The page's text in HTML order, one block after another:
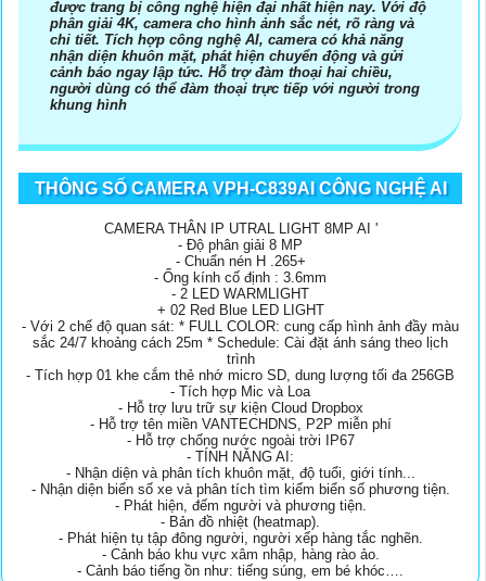
được trang bị công nghệ hiện đại nhất hiện nay. Với độ
phân giải 4K, camera cho hình ảnh sắc nét, rõ ràng và
chi tiết. Tích hợp công nghệ AI, camera có khả năng
nhận diện khuôn mặt, phát hiện chuyển động và gửi
cảnh báo ngay lập tức. Hỗ trợ đàm thoại hai chiều,
người dùng có thể đàm thoại trực tiếp với người trong
khung hình
THÔNG SỐ CAMERA VPH-C839AI CÔNG NGHỆ AI
CAMERA THÂN IP UTRAL LIGHT 8MP AI '
- Độ phân giải 8 MP
- Chuẩn nén H .265+
- Ống kính cố định : 3.6mm
- 2 LED WARMLIGHT
+ 02 Red Blue LED LIGHT
- Với 2 chế độ quan sát: * FULL COLOR: cung cấp hình ảnh đầy màu
sắc 24/7 khoảng cách 25m * Schedule: Cài đặt ánh sáng theo lịch
trình
- Tích hợp 01 khe cắm thẻ nhớ micro SD, dung lượng tối đa 256GB
- Tích hợp Mic và Loa
- Hỗ trợ lưu trữ sự kiện Cloud Dropbox
- Hỗ trợ tên miền VANTECHDNS, P2P miễn phí
- Hỗ trợ chống nước ngoài trời IP67
- TÍNH NĂNG AI:
- Nhận diện và phân tích khuôn mặt, độ tuổi, giới tính...
- Nhận diện biển số xe và phân tích tìm kiếm biển số phương tiện.
- Phát hiện, đếm người và phương tiện.
- Bản đồ nhiệt (heatmap).
- Phát hiện tụ tập đông người, người xếp hàng tắc nghẽn.
- Cảnh báo khu vực xâm nhập, hàng rào ảo.
- Cảnh báo tiếng ồn như: tiếng súng, em bé khóc….